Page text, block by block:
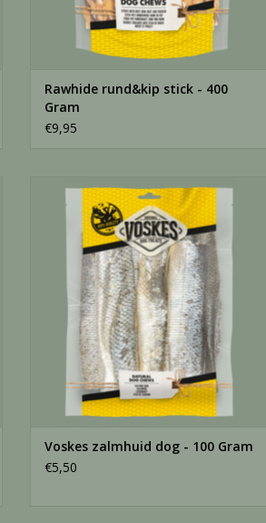
Rawhide rund&kip stick - 400
Gram
€9,95
Voskes zalmhuid dog - 100 Gram
TOEVOEGEN AAN WINKELWAGEN
Voskes zalmhuid dog - 100 Gram
€5,50